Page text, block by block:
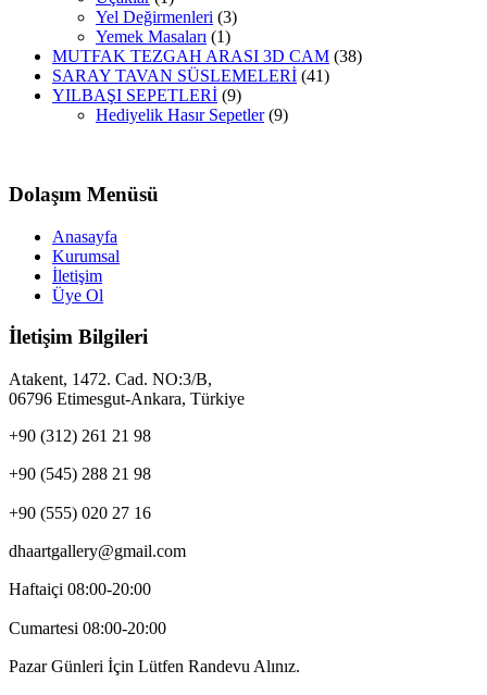
Yel Değirmenleri (3)
Yemek Masaları (1)
MUTFAK TEZGAH ARASI 3D CAM (38)
SARAY TAVAN SÜSLEMELERİ (41)
YILBAŞI SEPETLERİ (9)
Hediyelik Hasır Sepetler (9)
Dolaşım Menüsü
Anasayfa
Kurumsal
İletişim
Üye Ol
İletişim Bilgileri
Atakent, 1472. Cad. NO:3/B,
06796 Etimesgut-Ankara, Türkiye
+90 (312) 261 21 98
+90 (545) 288 21 98
+90 (555) 020 27 16
dhaartgallery@gmail.com
Haftaiçi 08:00-20:00
Cumartesi 08:00-20:00
Pazar Günleri İçin Lütfen Randevu Alınız.